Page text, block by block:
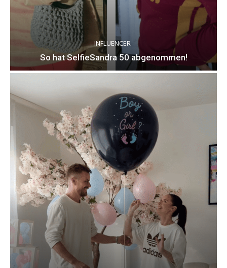
INFLUENCER
So hat SelfieSandra 50 abgenommen!